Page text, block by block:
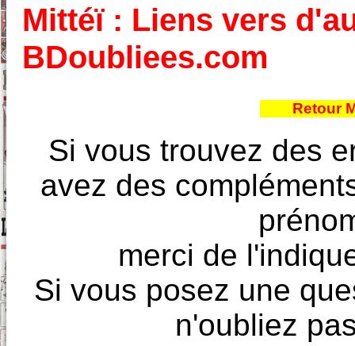
Mittéï : Liens vers
BDoubliees.com
Retour
Si vous trouvez des
avez des
merci de
Si vous posez une
n'oubliez